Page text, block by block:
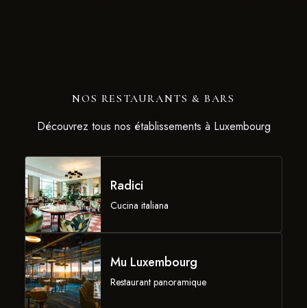
NOS RESTAURANTS & BARS
Découvrez tous nos établissements à Luxembourg
Radici
Cucina italiana
Mu Luxembourg
Restaurant panoramique